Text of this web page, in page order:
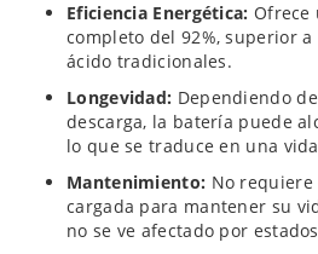
Eficiencia Energética: Ofrece
completo del 92%, superior
ácido tradicionales.
Longevidad: Dependiendo
descarga, la batería puede
lo que se traduce en una
Mantenimiento: No
cargada para mantener su
no se ve afectado por